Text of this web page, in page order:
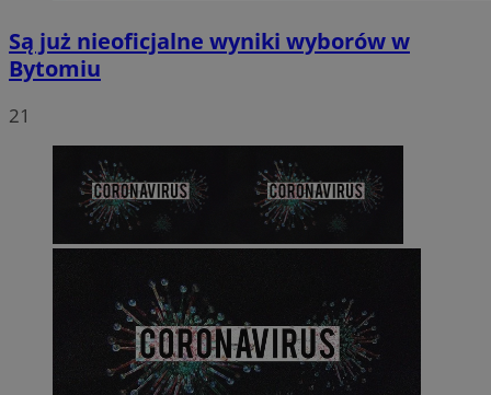
Są już nieoficjalne wyniki wyborów w
Bytomiu
21